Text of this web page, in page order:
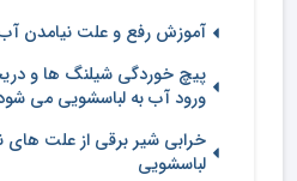
آموزش رفع و علت نیامدن
پیچ خوردگی شیلنگ ها و
ورود آب به لباسشویی می
خرابی شیر برقی از علت
لباسشویی